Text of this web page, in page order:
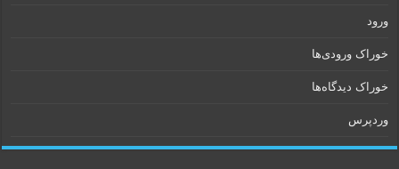
ورود
خوراک ورودی‌ها
خوراک دیدگاه‌ها
وردپرس